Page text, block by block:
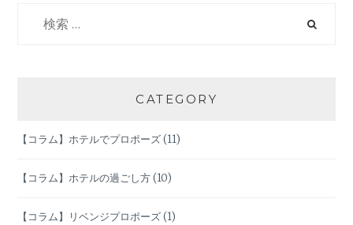
ー
シ
ョ
CATEGORY
【コラム】ホテルでプロポーズ(11)
【コラム】ホテルの過ごし方(10)
【コラム】リベンジプロポーズ(1)